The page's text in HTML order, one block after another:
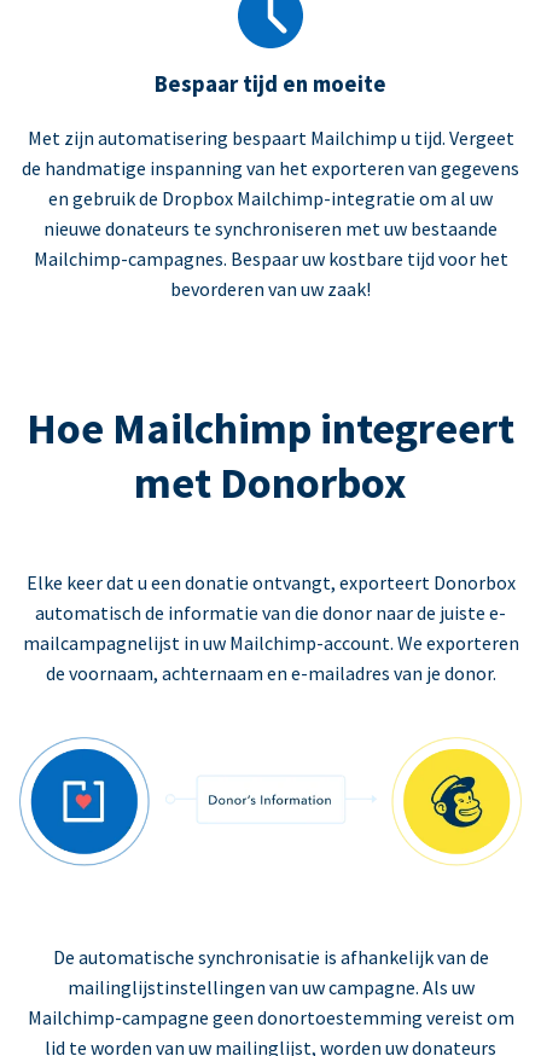
Bespaar tijd en moeite
Met zijn automatisering bespaart Mailchimp u tijd. Vergeet
de handmatige inspanning van het exporteren van gegevens
en gebruik de Dropbox Mailchimp-integratie om al uw
nieuwe donateurs te synchroniseren met uw bestaande
Mailchimp-campagnes. Bespaar uw kostbare tijd voor het
bevorderen van uw zaak!
Hoe Mailchimp integreert
met Donorbox
Elke keer dat u een donatie ontvangt, exporteert Donorbox
automatisch de informatie van die donor naar de juiste e-
mailcampagnelijst in uw Mailchimp-account. We exporteren
de voornaam, achternaam en e-mailadres van je donor.
De automatische synchronisatie is afhankelijk van de
mailinglijstinstellingen van uw campagne. Als uw
Mailchimp-campagne geen donortoestemming vereist om
lid te worden van uw mailinglijst, worden uw donateurs